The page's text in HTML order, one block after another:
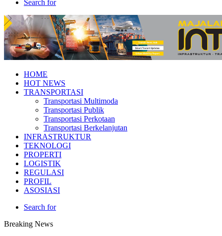
Search for
HOME
HOT NEWS
TRANSPORTASI
Transportasi Multimoda
Transportasi Publik
Transportasi Perkotaan
Transportasi Berkelanjutan
INFRASTRUKTUR
TEKNOLOGI
PROPERTI
LOGISTIK
REGULASI
PROFIL
ASOSIASI
Search for
Breaking News